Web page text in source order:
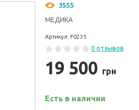
3555
МЕДИКА
Артикул: F0235
0 отзывов
19 500 грн
Есть в наличии